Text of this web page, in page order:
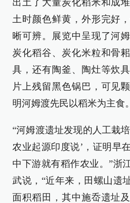
出土了大量炭化稻米和成
土时颜色鲜黄，外形完好
晰可辨。展览中呈现了河
炭化稻谷、炭化米粒和骨
具，还有陶釜、陶灶等炊
片上残留黑色锅巴，可见
明河姆渡先民以稻米为主食。
“河姆渡遗址发现的人工栽
农业起源印度说’，证明早
中下游就有稻作农业。”浙
武说，“近年来，田螺山遗
面积稻田，其中施岙遗址